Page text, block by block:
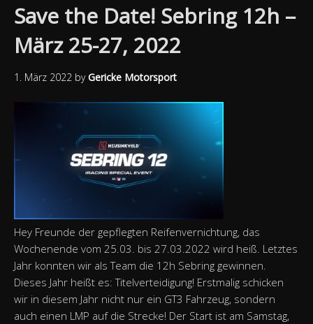
Save the Date! Sebring 12h –
März 25-27, 2022
1. März 2022 byGericke Motorsport
Hey Freunde der gepflegten Reifenvernichtung, das
Wochenende vom 25.03. bis 27.03.2022 wird heiß. Letztes
Jahr konnten wir als Team die 12h Sebring gewinnen.
Dieses Jahr heißt es: Titelverteidigung! Erstmalig schicken
wir in diesem Jahr nicht nur ein GT3 Fahrzeug, sondern
auch einen LMP auf die Strecke! Der Start ist am Samstag,